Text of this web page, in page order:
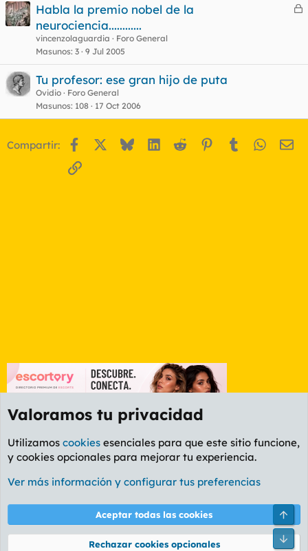
C
a
Habla la premio nobel de la
neurociencia............
vincenzolaguardia
Foro General
Masunos 3 9 Jul 2005
Tu profesor: ese gran hijo de puta
Ovidio
Foro General
Masunos 108 17 Oct 2006
Compartir: Facebook BlueskyLinkedIn
Reddit Pinterest
Tumblr
Enlace
Foro General
Cookies
PL OLDSTYLE AMARILLO
Términos y reglas Política de privacidad Ayuda
Valoramos tu privacidad
Utilizamos cookies esenciales para que este sitio funcione,
y cookies opcionales para mejorar tu experiencia.
Ver más información y configurar tus preferencias
Aceptar todas las cookies
Rechazar cookies opcionales
Pie